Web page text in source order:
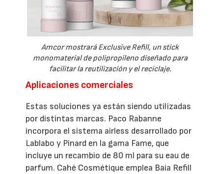
Amcor mostrará Exclusive Refill, un stick
monomaterial de polipropileno diseñado para
facilitar la reutilización y el reciclaje.
Aplicaciones comerciales
Estas soluciones ya están siendo utilizadas
por distintas marcas. Paco Rabanne
incorpora el sistema airless desarrollado por
Lablabo y Pinard en la gama Fame, que
incluye un recambio de 80 ml para su eau de
parfum. Cahé Cosmétique emplea Baia Refill